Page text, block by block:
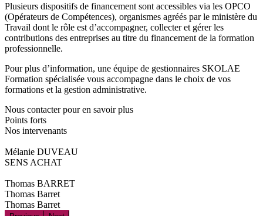
Plusieurs dispositifs de financement sont accessibles via les OPCO
(Opérateurs de Compétences), organismes agréés par le ministère du
Travail dont le rôle est d’accompagner, collecter et gérer les
contributions des entreprises au titre du financement de la formation
professionnelle.
Pour plus d’information, une équipe de gestionnaires SKOLAE
Formation spécialisée vous accompagne dans le choix de vos
formations et la gestion administrative.
Nous contacter pour en savoir plus
Points forts
Nos intervenants
Mélanie DUVEAU
SENS ACHAT
Thomas BARRET
Thomas Barret
Thomas Barret